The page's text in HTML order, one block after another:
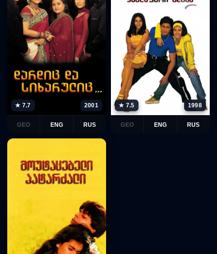
★ 7.7 2001
GEO ENG RUS
★ 7.5 1998
GEO ENG RUS